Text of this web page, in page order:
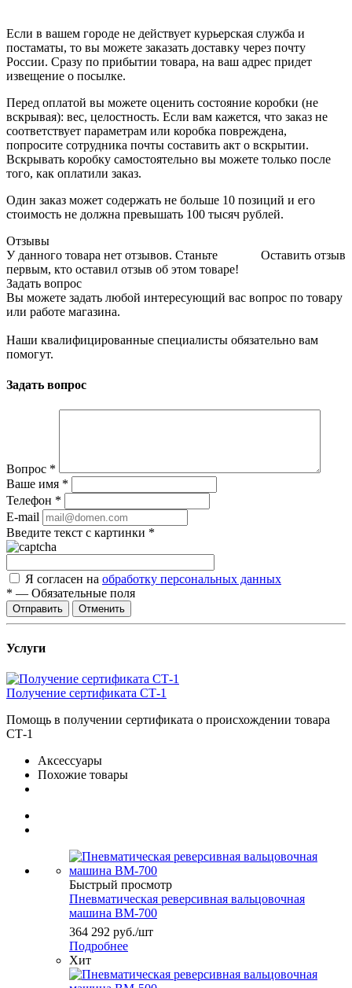
Если в вашем городе не действует курьерская служба и
постаматы, то вы можете заказать доставку через почту
России. Сразу по прибытии товара, на ваш адрес придет
извещение о посылке.
Перед оплатой вы можете оценить состояние коробки (не
вскрывая): вес, целостность. Если вам кажется, что заказ не
соответствует параметрам или коробка повреждена,
попросите сотрудника почты составить акт о вскрытии.
Вскрывать коробку самостоятельно вы можете только после
того, как оплатили заказ.
Один заказ может содержать не больше 10 позиций и его
стоимость не должна превышать 100 тысяч рублей.
Отзывы
Оставить отзыв
У данного товара нет отзывов. Станьте
первым, кто оставил отзыв об этом товаре!
Задать вопрос
Вы можете задать любой интересующий вас вопрос по товару
или работе магазина.
Наши квалифицированные специалисты обязательно вам
помогут.
Задать вопрос
Вопрос *
Ваше имя *
Телефон *
E-mail
Введите текст с картинки *
Я согласен на обработку персональных данных
* — Обязательные поля
Отправить Отменить
Услуги
Получение сертификата СТ-1
Помощь в получении сертификата о происхождении товара
СТ-1
Аксессуары
Похожие товары
Быстрый просмотр
Пневматическая реверсивная вальцовочная
машина ВМ-700
364 292 руб./шт
Подробнее
Хит